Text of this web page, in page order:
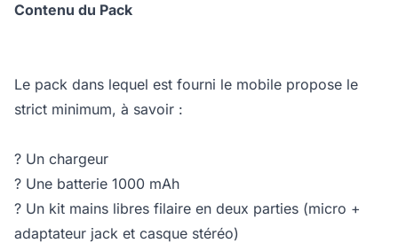
Contenu du Pack
Le pack dans lequel est fourni le mobile propose le
strict minimum, à savoir :
? Un chargeur
? Une batterie 1000 mAh
? Un kit mains libres filaire en deux parties (micro +
adaptateur jack et casque stéréo)